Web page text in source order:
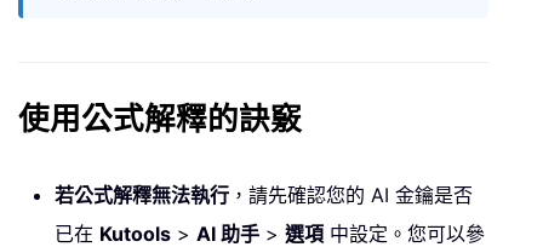
使用公式解釋的訣竅
若公式解釋無法執行 ，請先確認您的 AI 金鑰是否
已在 Kutools > AI 助手 > 選項 中設定。您可以參